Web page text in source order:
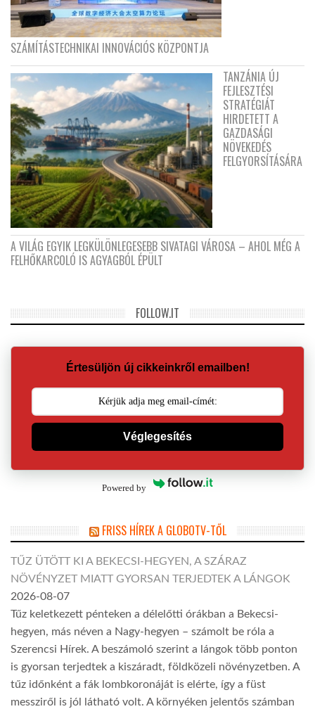
SZÁMÍTÁSTECHNIKAI INNOVÁCIÓS KÖZPONTJA
TANZÁNIA ÚJ
FEJLESZTÉSI
STRATÉGIÁT
HIRDETETT A
GAZDASÁGI
NÖVEKEDÉS
FELGYORSÍTÁSÁRA
A VILÁG EGYIK LEGKÜLÖNLEGESEBB SIVATAGI VÁROSA – AHOL MÉG A
FELHŐKARCOLÓ IS AGYAGBÓL ÉPÜLT
FOLLOW.IT
Értesüljön új cikkeinkről emailben!
Véglegesítés
Powered by
FRISS HÍREK A GLOBOTV-TŐL
TŰZ ÜTÖTT KI A BEKECSI-HEGYEN, A SZÁRAZ
NÖVÉNYZET MIATT GYORSAN TERJEDTEK A LÁNGOK
2026-08-07
Tűz keletkezett pénteken a délelőtti órákban a Bekecsi-
hegyen, más néven a Nagy-hegyen – számolt be róla a
Szerencsi Hírek. A beszámoló szerint a lángok több ponton
is gyorsan terjedtek a kiszáradt, földközeli növényzetben. A
tűz időnként a fák lombkoronáját is elérte, így a füst
messziről is jól látható volt. A környéken jelentős számban